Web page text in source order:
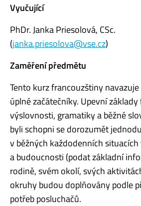
Vyučující
PhDr. Janka Priesolová, CSc.
(janka.priesolova@vse.cz)
Zaměření předmětu
Tento kurz francouzštiny navazuje
úplné začátečníky. Upevní
výslovnosti, gramatiky a běžné
byli schopni se dorozumět
v běžných každodenních
a budoucnosti (podat základní
rodině, svém okolí, svých
okruhy budou doplňovány podle
potřeb posluchačů.